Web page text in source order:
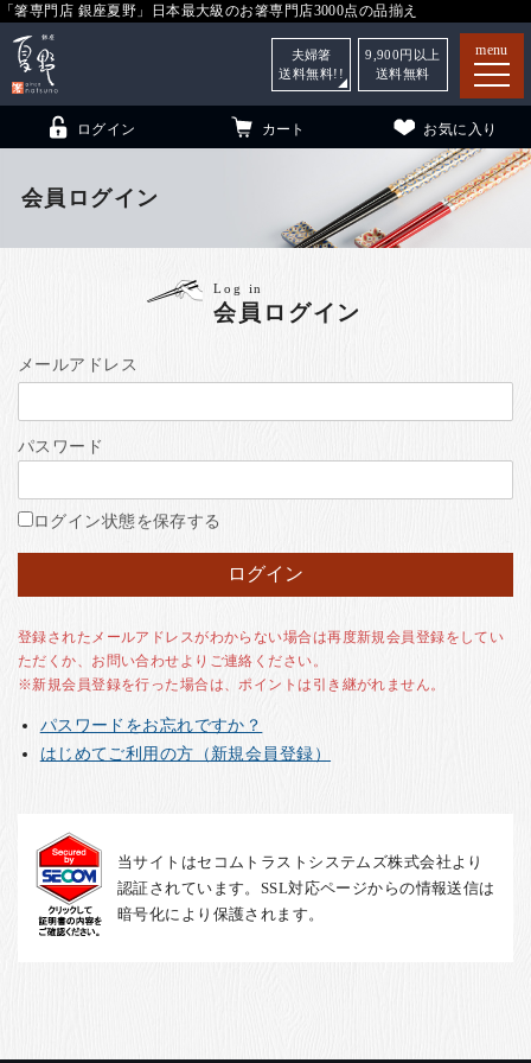
「箸専門店 銀座夏野」日本最大級のお箸専門店3000点の品揃え
menu
（贈答用・自宅用）
銀座夏野・箸長
ご利用ガイド
お客様の声
お知らせ
English
ログイン カート お気に入り
夫婦箸
送料無料!!
9,900 円以上
送料無料
会員ログイン
Log in
会員ログイン
メールアドレス
パスワード
ログイン状態を保存する
登録されたメールアドレスがわからない場合は再度新規会員登録をしてい
ただくか、お問い合わせよりご連絡ください。
※新規会員登録を行った場合は、ポイントは引き継がれません。
パスワードをお忘れですか？
はじめてご利用の方（新規会員登録）
当サイトはセコムトラストシステムズ株式会社より
認証されています。SSL対応ページからの情報送信は
暗号化により保護されます。